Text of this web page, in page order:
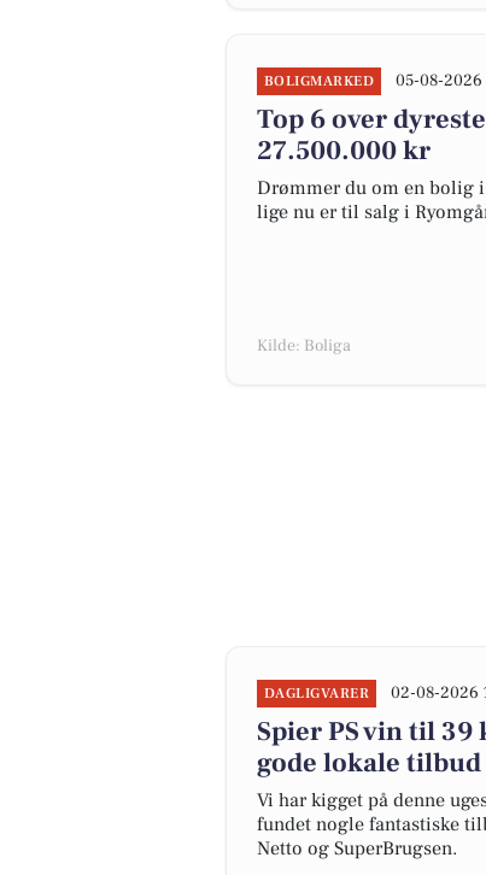
BOLIGMARKED 05-08-2026
Top 6 over
27.500.000 kr
Drømmer du om en bolig
lige nu er til salg i
Kilde: Boliga
DAGLIGVARER 02-08-2026
Spier PS vin til 39
gode lokale tilbud
Vi har kigget på denne
fundet nogle fantastiske
Netto og SuperBrugsen.